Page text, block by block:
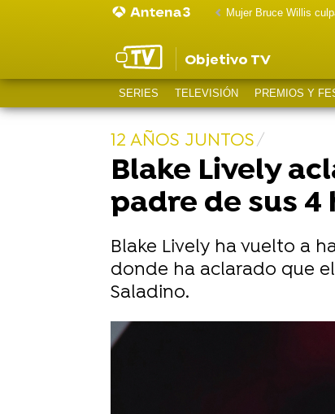
Mujer Bruce Willis
Objetivo TV
SERIES TELEVISIÓN PREMIOS Y
12 AÑOS JUNTOS
Blake Lively
padre de sus 4
Blake Lively ha vuelto a
donde ha aclarado que
Saladino.
La nueva película de Blake
Blake Lively, espectacular en